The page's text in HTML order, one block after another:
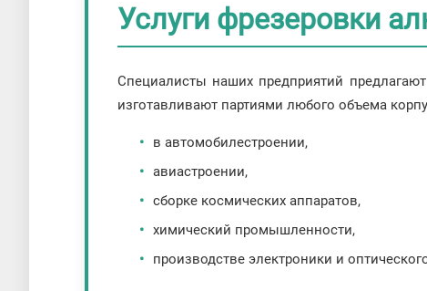
Услуги фрезеровки
Специалисты наших предприятий
изготавливают партиями любого объема
в автомобилестроении,
авиастроении,
сборке космических аппаратов,
химический промышленности,
производстве электроники и